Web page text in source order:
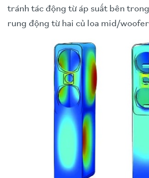
tránh tác động từ áp suất bên
rung động từ hai củ loa mid/